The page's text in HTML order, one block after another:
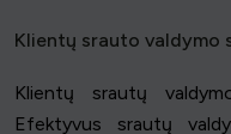
Klientų srauto valdymo
Klientų srautų
Efektyvus srautų